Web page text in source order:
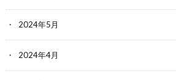
2024年5月
2024年4月